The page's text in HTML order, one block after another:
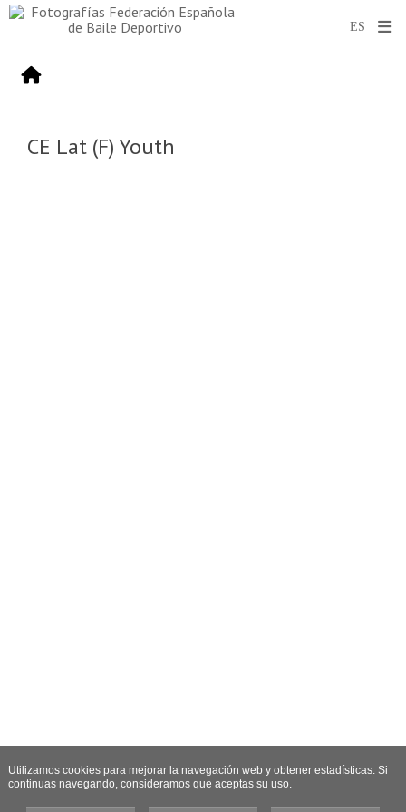
CE Lat (F) Youth
Utilizamos cookies para mejorar la navegación web y obtener estadísticas. Si
continuas navegando, consideramos que aceptas su uso.